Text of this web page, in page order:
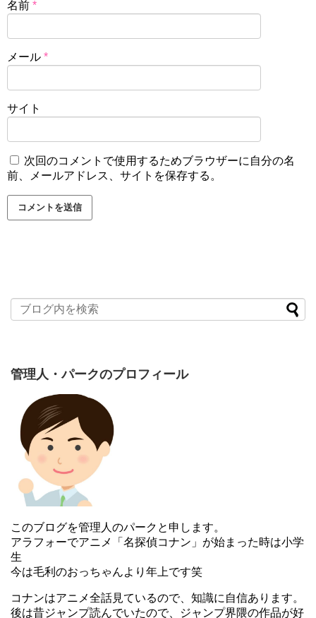
名前 *
メール *
サイト
次回のコメントで使用するためブラウザーに自分の名
前、メールアドレス、サイトを保存する。
管理人・パークのプロフィール
このブログを管理人のパークと申します。
アラフォーでアニメ「名探偵コナン」が始まった時は小学
生
今は毛利のおっちゃんより年上です笑
コナンはアニメ全話見ているので、知識に自信あります。
後は昔ジャンプ読んでいたので、ジャンプ界隈の作品が好